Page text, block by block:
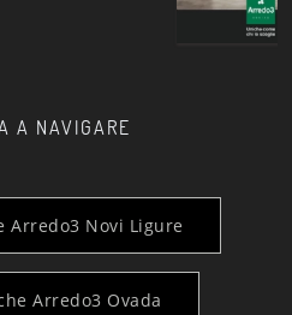
A NAVIGARE
Arredo3 Novi Ligure
Arredo3 Ovada